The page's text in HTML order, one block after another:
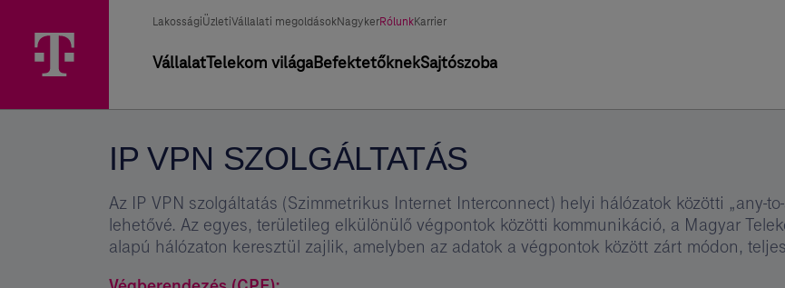
VPN
szolgáltatás
Üzletág
LakosságiÜzletiVállalati megoldásokNagykerKiválasztott
RólunkKarrier
Elsődleges
VállalatTelekom világaBefektetőknekSajtószoba
IP VPN SZOLGÁLTATÁS
Az IP VPN szolgáltatás (Szimmetrikus Internet Interconnect) helyi hálózatok közötti „any-
lehetővé. Az egyes, területileg elkülönülő végpontok közötti kommunikáció, a Magyar
alapú hálózaton keresztül zajlik, amelyben az adatok a végpontok között zárt módon,